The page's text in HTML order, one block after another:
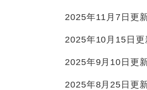
2025年11月7日更
2025年10月15日更
2025年9月10日更
2025年8月25日更